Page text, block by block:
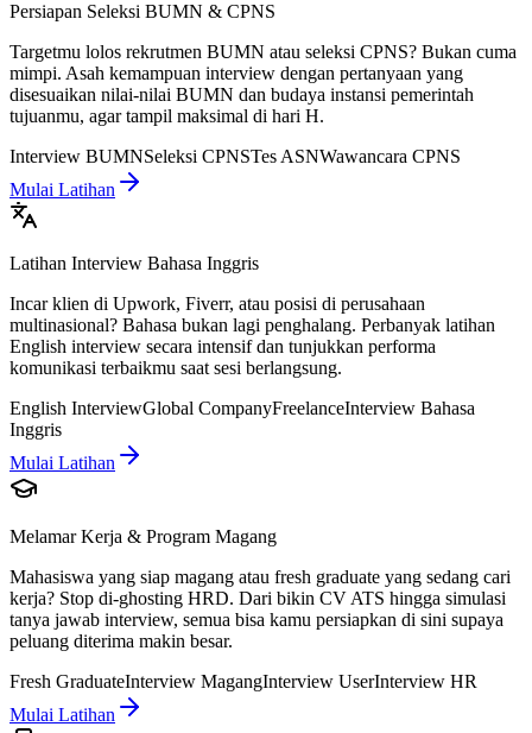
Persiapan Seleksi BUMN & CPNS
Targetmu lolos rekrutmen BUMN atau seleksi CPNS? Bukan cuma
mimpi. Asah kemampuan interview dengan pertanyaan yang
disesuaikan nilai-nilai BUMN dan budaya instansi pemerintah
tujuanmu, agar tampil maksimal di hari H.
Interview BUMNSeleksi CPNSTes ASNWawancara CPNS
Mulai Latihan
Latihan Interview Bahasa Inggris
Incar klien di Upwork, Fiverr, atau posisi di perusahaan
multinasional? Bahasa bukan lagi penghalang. Perbanyak latihan
English interview secara intensif dan tunjukkan performa
komunikasi terbaikmu saat sesi berlangsung.
English InterviewGlobal CompanyFreelanceInterview Bahasa
Inggris
Mulai Latihan
Melamar Kerja & Program Magang
Mahasiswa yang siap magang atau fresh graduate yang sedang cari
kerja? Stop di-ghosting HRD. Dari bikin CV ATS hingga simulasi
tanya jawab interview, semua bisa kamu persiapkan di sini supaya
peluang diterima makin besar.
Fresh GraduateInterview MagangInterview UserInterview HR
Mulai Latihan